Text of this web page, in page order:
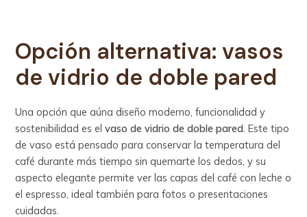
Opción alternativa: vasos
de vidrio de doble pared
Una opción que aúna diseño moderno, funcionalidad y
sostenibilidad es elvaso de vidrio de doble pared. Este tipo
de vaso está pensado para conservar la temperatura del
café durante más tiempo sin quemarte los dedos, y su
aspecto elegante permite ver las capas del café con leche o
el espresso, ideal también para fotos o presentaciones
cuidadas.